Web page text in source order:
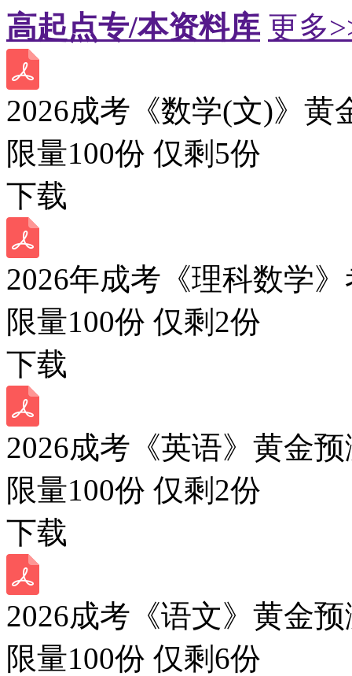
高起点专/本资料库 更多
2026成考《数学(文)》黄
限量100份 仅剩 5份
下载
2026年成考《理科数学
限量100份 仅剩 2份
下载
2026成考《英语》黄金
限量100份 仅剩 2份
下载
2026成考《语文》黄金
限量100份 仅剩 6份